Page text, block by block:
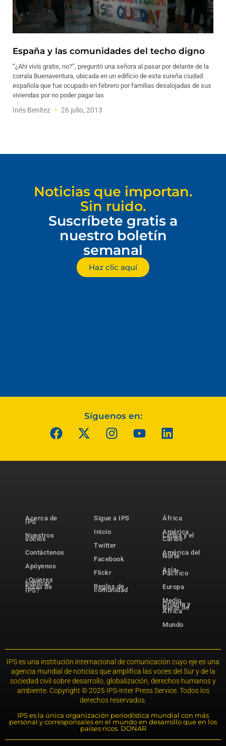
España y las comunidades del techo digno
“¿Ahí vivís gratis, no?”, preguntó una señora al pasar por delante de la
corrala Buenaventura, ubicada en un edificio de esta sureña ciudad
española que fue ocupado en febrero por familias desalojadas de sus
viviendas por no poder pagar las
Inés Benítez 26 julio, 2013
Noticias que importan.
Sin ruido.
Suscríbete gratis a
nuestro boletín
semanal
Haz clic aquí
Síguenos en:
Acerca de
IPS
Nuestros
socios
Contáctenos
Apóyenos
¿Quieres
publicar
notas de
IPS?
Sigue a IPS
Inicio
Twitter
Facebook
Flickr
Reglas de
comunidad
África
América
Latina y el
Caribe
América del
Norte
Asia-
Pacífico
Europa
Medio
Oriente y
Norte de
África
Mundo
IPS es una institución internacional de comunicación cuyo eje es una
agencia mundial de noticias que amplifica las voces del Sur y de la
sociedad civil sobre desarrollo, globalización, derechos humanos y
ambiente. Copyright © 2025 IPS-Inter Press Service. Todos los
derechos reservados.
IPS es la única organización periodística mundial con más
personal y corresponsales en el mundo en desarrollo que en los
países ricos. DONAR